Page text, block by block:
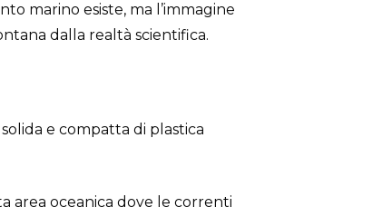
marino esiste, ma l’immagine
dalla realtà scientifica.
e compatta di plastica
area oceanica dove le correnti